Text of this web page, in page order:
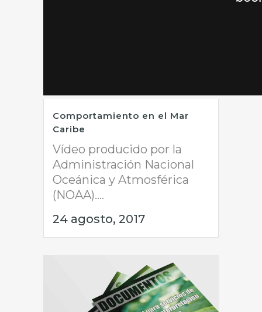
Comportamiento en el Mar
Caribe
Vídeo producido por la
Administración Nacional
Oceánica y Atmosférica
(NOAA)....
24 agosto, 2017